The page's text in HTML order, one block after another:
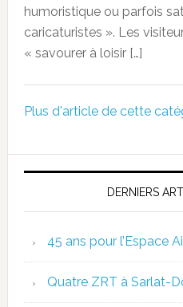
humoristique ou parfois
caricaturistes ». Les
« savourer à loisir […]
Plus d'article de cette
DERNIERS
45 ans pour l’Espace
Quatre ZRT à Sarlat-